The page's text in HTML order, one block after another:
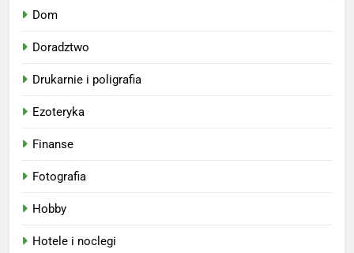
Dom
Doradztwo
Drukarnie i poligrafia
Ezoteryka
Finanse
Fotografia
Hobby
Hotele i noclegi